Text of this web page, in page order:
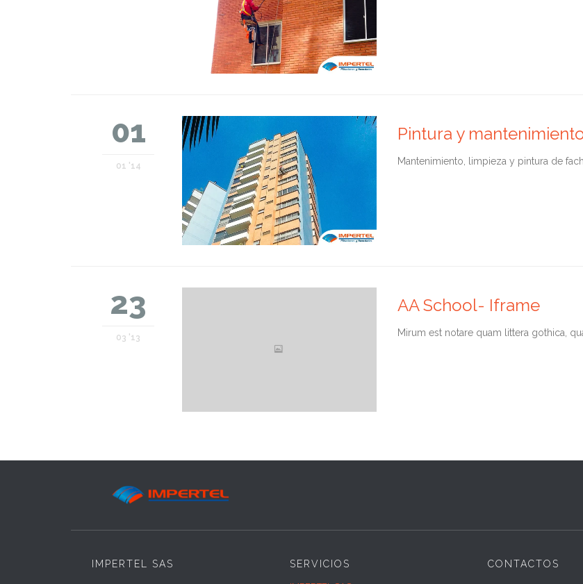
01
01 '14
Pintura y
Mantenimiento, limpieza y pintura de
23
03 '13
AA School- Iframe
Мirum est notare quam littera gothica,
IMPERTEL SAS SERVICIOS CONTACTOS